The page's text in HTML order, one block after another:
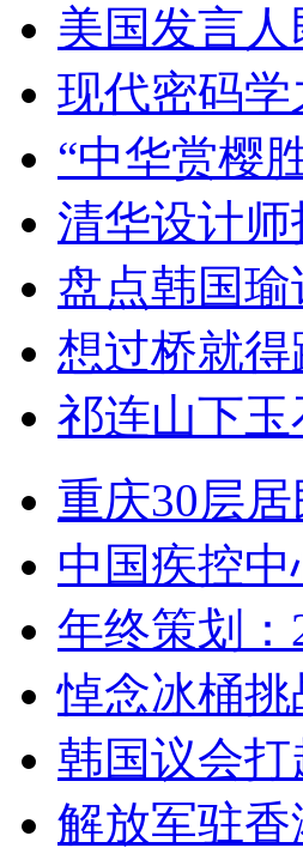
美国发言
现代密码
“中华赏樱
清华设计
盘点韩国
想过桥就
祁连山下
重庆30层
中国疾控
年终策划：
悼念冰桶
韩国议会
解放军驻